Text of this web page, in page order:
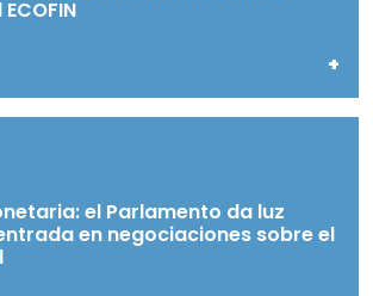
+
el Parlamento da luz
en negociaciones sobre el